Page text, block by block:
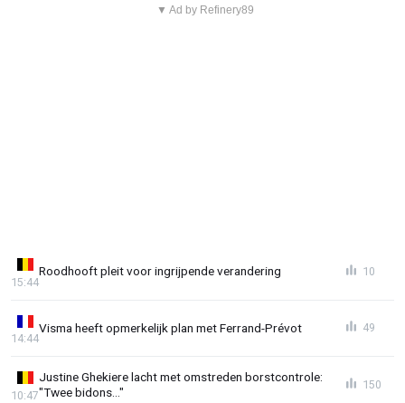
▼ Ad by Refinery89
Roodhooft pleit voor ingrijpende verandering
15:44
10
Visma heeft opmerkelijk plan met Ferrand-Prévot
14:44
49
Justine Ghekiere lacht met omstreden borstcontrole:
"Twee bidons..."
10:47
150